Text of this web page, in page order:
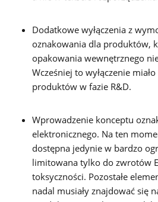
Dodatkowe wyłączenia z
oznakowania dla produktów,
opakowania wewnętrznego
Wcześniej to wyłączenie
produktów w fazie R&D.
Wprowadzenie konceptu
elektronicznego. Na ten
dostępna jedynie w bardzo
limitowana tylko do zwrotów
toksyczności. Pozostałe
nadal musiały znajdować się